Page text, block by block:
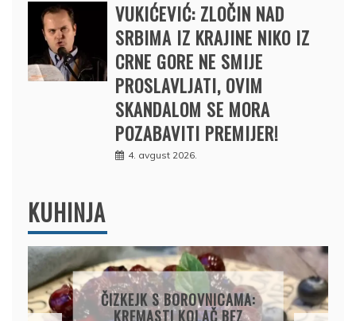
VUKIĆEVIĆ: ZLOČIN NAD
SRBIMA IZ KRAJINE NIKO IZ
CRNE GORE NE SMIJE
PROSLAVLJATI, OVIM
SKANDALOM SE MORA
POZABAVITI PREMIJER!
4. avgust 2026.
KUHINJA
KOLAČ S LIMUNOM I
SIROM: RECEPT ZA